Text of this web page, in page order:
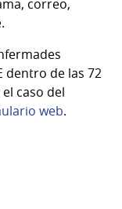
correo,
dentro de las 72
caso del
web.